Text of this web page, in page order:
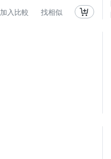
加入比較 找相似